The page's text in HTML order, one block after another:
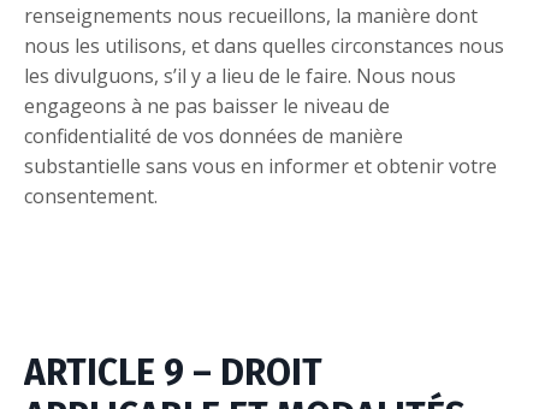
renseignements nous recueillons, la manière dont
nous les utilisons, et dans quelles circonstances nous
les divulguons, s’il y a lieu de le faire. Nous nous
engageons à ne pas baisser le niveau de
confidentialité de vos données de manière
substantielle sans vous en informer et obtenir votre
consentement.
ARTICLE 9 – DROIT